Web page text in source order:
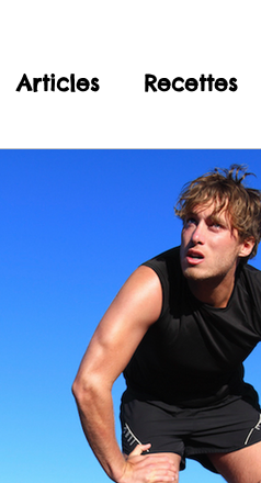
Articles Recettes